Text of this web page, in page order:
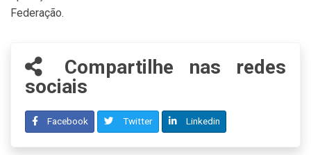
Federação.
Compartilhe nas redes
sociais
Facebook Twitter Linkedin